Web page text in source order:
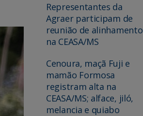
Representantes da
Agraer participam de
reunião de alinhamento
na CEASA/MS
Cenoura, maçã Fuji e
mamão Formosa
registram alta na
CEASA/MS; alface, jiló,
melancia e quiabo